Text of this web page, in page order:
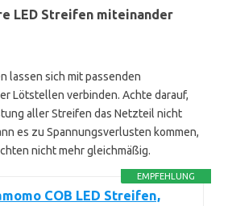
LED Streifen miteinander
lassen sich mit passenden
Lötstellen verbinden. Achte darauf,
aller Streifen das Netzteil nicht
es zu Spannungsverlusten kommen,
nicht mehr gleichmäßig.
EMPFEHLUNG
COB LED Streifen,